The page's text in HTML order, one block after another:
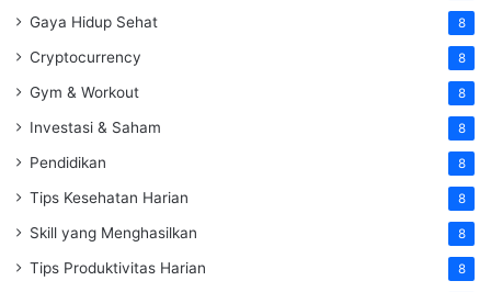
Gaya Hidup Sehat 8
Cryptocurrency 8
Gym & Workout 8
Investasi & Saham 8
Pendidikan 8
Tips Kesehatan Harian 8
Skill yang Menghasilkan 8
Tips Produktivitas Harian 8